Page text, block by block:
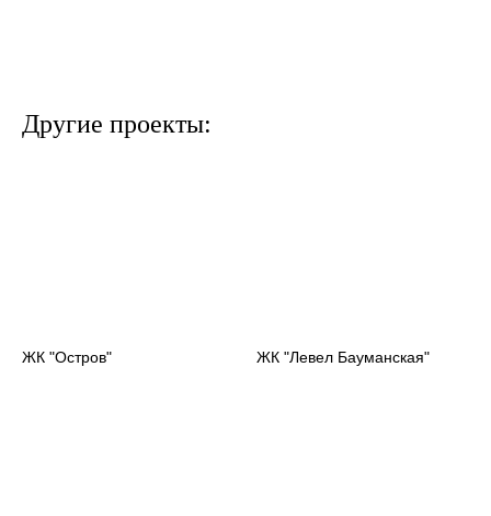
Другие проекты:
ЖК "Остров" ЖК "Левел Бауманская"